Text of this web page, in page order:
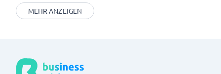
MEHR ANZEIGEN